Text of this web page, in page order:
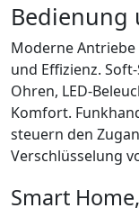
Bedienung
Moderne
und Effizienz.
Ohren, LED-
Komfort.
steuern den
Verschlüsselung
Smart